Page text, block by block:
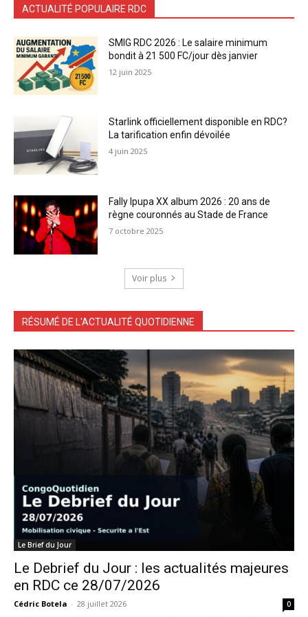
ACTUALITÉ POPULAIRE RDC
SMIG RDC 2026 : Le salaire minimum
bondit à 21 500 FC/jour dès janvier
12 juin 2025
Starlink officiellement disponible en RDC?
La tarification enfin dévoilée
4 juin 2025
Fally Ipupa XX album 2026 : 20 ans de
règne couronnés au Stade de France
7 octobre 2025
Voir plus
RÉSUMÉ DE L'ACTUALITÉ QUOTIDIENNE
Le Brief du Jour
Le Debrief du Jour : les actualités majeures
en RDC ce 28/07/2026
Cédric Botela - 28 juillet 2026 0